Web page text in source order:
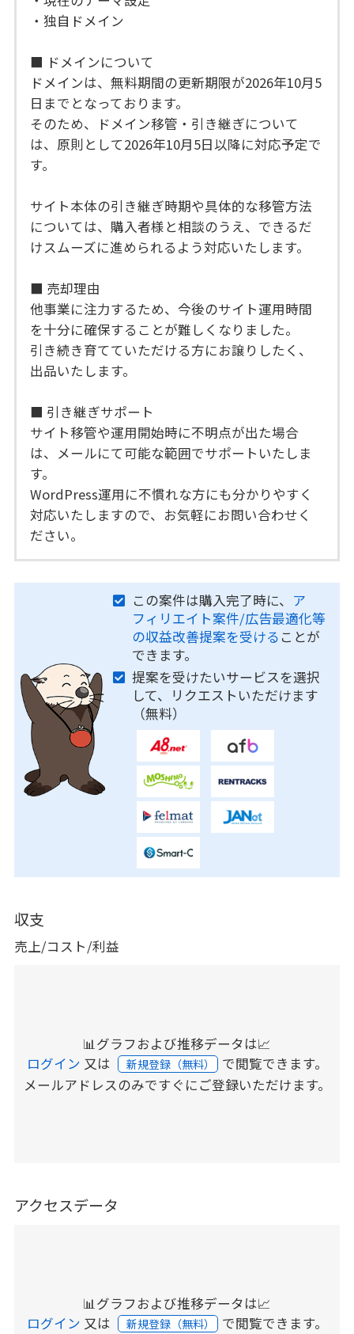
・独自ドメイン
■ ドメインについて
ドメインは、無料期間の更新期限が2026年10月5
日までとなっております。
そのため、ドメイン移管・引き継ぎについて
は、原則として2026年10月5日以降に対応予定で
す。
サイト本体の引き継ぎ時期や具体的な移管方法
については、購入者様と相談のうえ、できるだ
けスムーズに進められるよう対応いたします。
■ 売却理由
他事業に注力するため、今後のサイト運用時間
を十分に確保することが難しくなりました。
引き続き育てていただける方にお譲りしたく、
出品いたします。
■ 引き継ぎサポート
サイト移管や運用開始時に不明点が出た場合
は、メールにて可能な範囲でサポートいたしま
す。
WordPress運用に不慣れな方にも分かりやすく
対応いたしますので、お気軽にお問い合わせく
ださい。
この案件は購入完了時に、 ア
フィリエイト案件/広告最適化等
の収益改善提案を受ける ことが
できます。
提案を受けたいサービスを選択
して、リクエストいただけます
（無料）
収支
売上/コスト/利益
📊グラフおよび推移データは📈
ログイン 又は 新規登録（無料） で閲覧できます。
メールアドレスのみですぐにご登録いただけます。
アクセスデータ
📊グラフおよび推移データは📈
ログイン 又は 新規登録（無料） で閲覧できます。